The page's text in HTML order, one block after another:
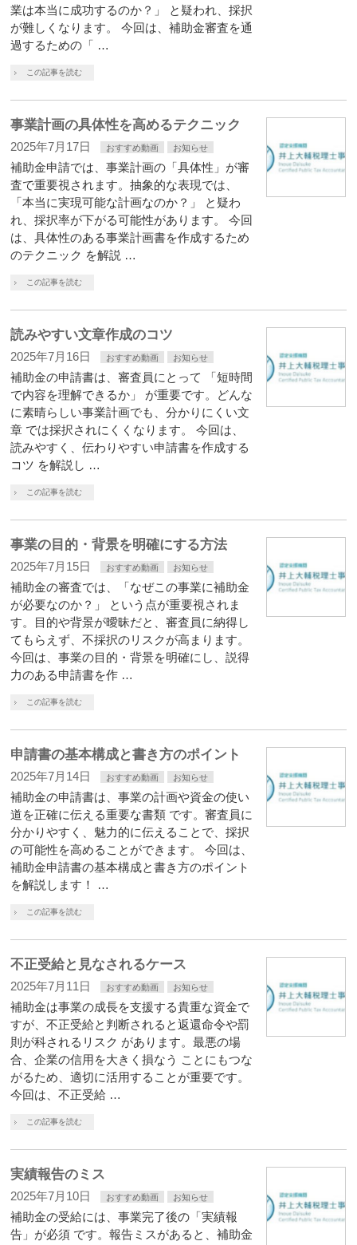
業は本当に成功するのか？」 と疑われ、採択
が難しくなります。 今回は、補助金審査を通
過するための「 …
この記事を読む
事業計画の具体性を高めるテクニック
2025年7月17日 おすすめ動画 お知らせ
補助金申請では、事業計画の「具体性」が審
査で重要視されます。抽象的な表現では、
「本当に実現可能な計画なのか？」 と疑わ
れ、採択率が下がる可能性があります。 今回
は、具体性のある事業計画書を作成するため
のテクニック を解説 …
この記事を読む
読みやすい文章作成のコツ
2025年7月16日 おすすめ動画 お知らせ
補助金の申請書は、審査員にとって 「短時間
で内容を理解できるか」 が重要です。どんな
に素晴らしい事業計画でも、分かりにくい文
章 では採択されにくくなります。 今回は、
読みやすく、伝わりやすい申請書を作成する
コツ を解説し …
この記事を読む
事業の目的・背景を明確にする方法
2025年7月15日 おすすめ動画 お知らせ
補助金の審査では、「なぜこの事業に補助金
が必要なのか？」 という点が重要視されま
す。目的や背景が曖昧だと、審査員に納得し
てもらえず、不採択のリスクが高まります。
今回は、事業の目的・背景を明確にし、説得
力のある申請書を作 …
この記事を読む
申請書の基本構成と書き方のポイント
2025年7月14日 おすすめ動画 お知らせ
補助金の申請書は、事業の計画や資金の使い
道を正確に伝える重要な書類 です。審査員に
分かりやすく、魅力的に伝えることで、採択
の可能性を高めることができます。 今回は、
補助金申請書の基本構成と書き方のポイント
を解説します！ …
この記事を読む
不正受給と見なされるケース
2025年7月11日 おすすめ動画 お知らせ
補助金は事業の成長を支援する貴重な資金で
すが、不正受給と判断されると返還命令や罰
則が科されるリスク があります。最悪の場
合、企業の信用を大きく損なう ことにもつな
がるため、適切に活用することが重要です。
今回は、不正受給 …
この記事を読む
実績報告のミス
2025年7月10日 おすすめ動画 お知らせ
補助金の受給には、事業完了後の「実績報
告」が必須 です。報告ミスがあると、補助金